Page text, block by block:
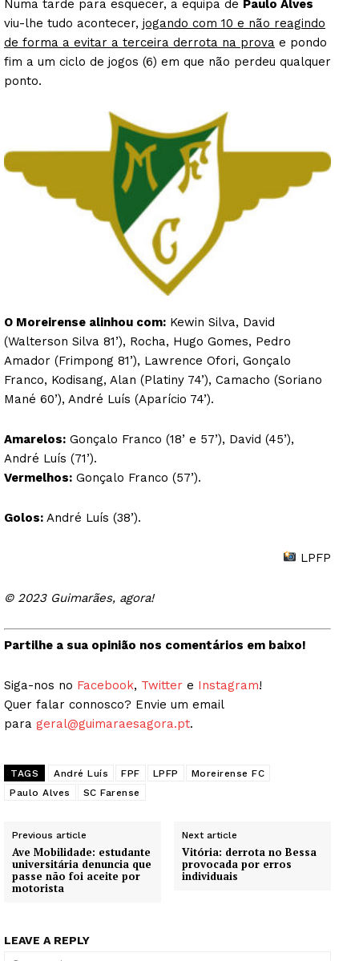
Numa tarde para esquecer, a equipa de Paulo Alves
viu-lhe tudo acontecer, jogando com 10 e não reagindo
de forma a evitar a terceira derrota na prova e pondo
fim a um ciclo de jogos (6) em que não perdeu qualquer
ponto.
O Moreirense alinhou com: Kewin Silva, David
(Walterson Silva 81’), Rocha, Hugo Gomes, Pedro
Amador (Frimpong 81’), Lawrence Ofori, Gonçalo
Franco, Kodisang, Alan (Platiny 74’), Camacho (Soriano
Mané 60’), André Luís (Aparício 74’).
Amarelos: Gonçalo Franco (18’ e 57’), David (45’),
André Luís (71’).
Vermelhos: Gonçalo Franco (57’).
Golos: André Luís (38’).
LPFP
© 2023 Guimarães, agora!
Partilhe a sua opinião nos comentários em baixo!
Siga-nos no Facebook, Twitter e Instagram!
Quer falar connosco? Envie um email
para geral@guimaraesagora.pt.
TAGS André Luís FPF LPFP
Moreirense FC
Paulo Alves
SC Farense
Previous article
Ave Mobilidade: estudante
universitária denuncia que
passe não foi aceite por
motorista
Next article
Vitória: derrota no Bessa
provocada por erros
individuais
LEAVE A REPLY